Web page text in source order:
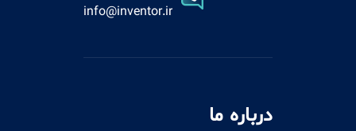
info@inventor.ir
درباره ما